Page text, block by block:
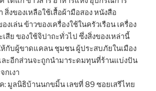
สิ่งของเหลือใช้เสื้อผ้ามือสอง หนังสือ
องเล่น ข้าวของเครื่องใช้ในครัวเรือน เครื่อง
สีย ของใช้จิปาถะทั่วไป ซึ่งสิ่งของเหล่านี้
กับผู้ขาดแคลน ชุมชน ผู้ประสบภัยในเมือง
ละอีกส่วนจะถูกนำมาระดมทุนที่ร้านแบ่งปัน
กเงา
: มูลนิธิบ้านนกขมิ้น เลขที่ 89 ซอยเสรีไทย